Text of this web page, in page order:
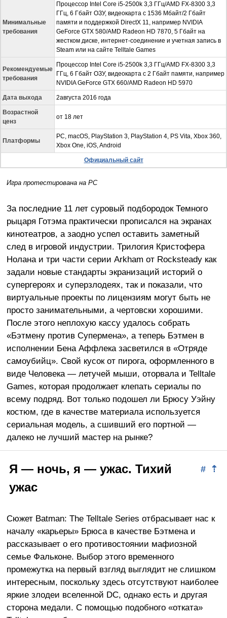
Минимальные
требования
Процессор Intel Core i5-2500k 3,3 ГГц/AMD FX-8300 3,3
ГГц, 6 Гбайт ОЗУ, видеокарта с 1536 Мбайт/2 Гбайт
памяти и поддержкой DirectX 11, например NVIDIA
GeForce GTX 580/AMD Radeon HD 7870, 5 Гбайт на
жестком диске, интернет-соединение и учетная запись в
Steam или на сайте Telltale Games
Рекомендуемые
требования
Процессор Intel Core i5-2500k 3,3 ГГц/AMD FX-8300 3,3
ГГц, 6 Гбайт ОЗУ, видеокарта с 2 Гбайт памяти, например
NVIDIA GeForce GTX 660/AMD Radeon HD 5970
Дата выхода 2августа 2016 года
Возрастной
ценз
от 18 лет
Платформы
PC, macOS, PlayStation 3, PlayStation 4, PS Vita, Xbox 360,
Xbox One, iOS, Android
Официальный сайт
Игра протестирована на PC
За последние 11 лет суровый подбородок Темного
рыцаря Готэма практически прописался на экранах
кинотеатров, а заодно успел оставить заметный
след в игровой индустрии. Трилогия Кристофера
Нолана и три части серии Arkham от Rocksteady как
задали новые стандарты экранизаций историй о
супергероях и суперзлодеях, так и показали, что
виртуальные проекты по лицензиям могут быть не
просто занимательными, а чертовски хорошими.
После этого неплохую кассу удалось собрать
«Бэтмену против Супермена», а теперь Бэтмен в
исполнении Бена Аффлека засветился в «Отряде
самоубийц». Свой кусок от пирога, оформленного в
виде Человека — летучей мыши, оторвала и Telltale
Games, которая продолжает клепать сериалы по
всему подряд. Вот только подошел ли Брюсу Уэйну
костюм, где в качестве материала используется
сериальная модель, а сшивший его портной —
далеко не лучший мастер на рынке?
⇡
#
Я — ночь, я — ужас. Тихий
ужас
Сюжет Batman: The Telltale Series отбрасывает нас к
началу «карьеры» Брюса в качестве Бэтмена и
рассказывает о его противостоянии мафиозной
семье Фальконе. Выбор этого временного
промежутка на первый взгляд выглядит не слишком
интересным, поскольку здесь отсутствуют наиболее
яркие злодеи вселенной DC, однако есть и другая
сторона медали. С помощью подобного «отката»